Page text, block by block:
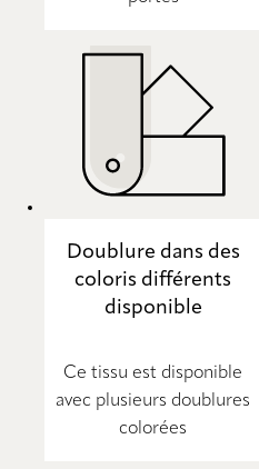
Doublure dans des
coloris différents
disponible
Ce tissu est disponible
avec plusieurs doublures
colorées